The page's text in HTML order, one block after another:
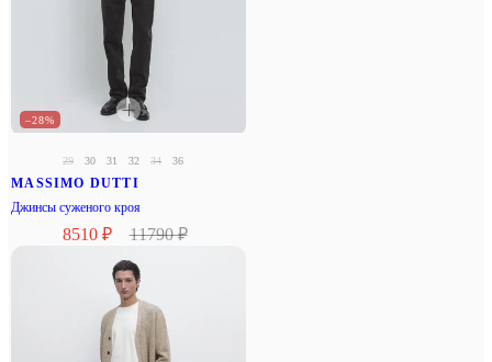
–28%
29 30 31 32 34 36
MASSIMO DUTTI
Джинсы суженого кроя
8510 ₽ 11790 ₽